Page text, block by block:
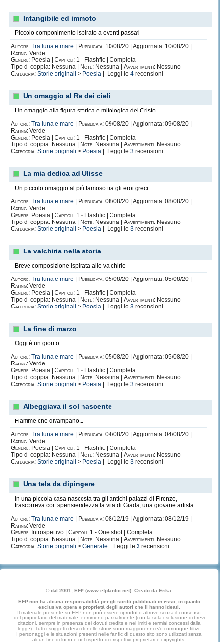
Intangibile ed immoto
Piccolo componimento ispirato a eventi passati
Autore: Tra luna e mare Pubblicata: 10/08/20 | Aggiornata: 10/08/20 |
Rating: Verde
Genere: Poesia | Capitoli: 1 - Flashfic | Completa
Tipo di coppia: Nessuna |
Note: Nessuna | Avvertimenti: Nessuno
Categoria: Storie originali > Poesia | Leggi le 4 recensioni
Un omaggio al Re dei cieli
Un omaggio alla figura storica e mitologica del Cristo.
Autore: Tra luna e mare Pubblicata: 09/08/20 | Aggiornata: 09/08/20 |
Rating: Verde
Genere: Poesia | Capitoli: 1 - Flashfic | Completa
Tipo di coppia: Nessuna |
Note: Nessuna | Avvertimenti: Nessuno
Categoria: Storie originali > Poesia | Leggi le 3 recensioni
La mia dedica ad Ulisse
Un piccolo omaggio al più famoso tra gli eroi greci
Autore: Tra luna e mare Pubblicata: 08/08/20 | Aggiornata: 08/08/20 |
Rating: Verde
Genere: Poesia | Capitoli: 1 - Flashfic | Completa
Tipo di coppia: Nessuna |
Note: Nessuna | Avvertimenti: Nessuno
Categoria: Storie originali > Poesia | Leggi le 3 recensioni
La valchiria nella storia
Breve composizione ispirata alle valchirie
Autore: Tra luna e mare Pubblicata: 05/08/20 | Aggiornata: 05/08/20 |
Rating: Verde
Genere: Poesia | Capitoli: 1 - Flashfic | Completa
Tipo di coppia: Nessuna |
Note: Nessuna | Avvertimenti: Nessuno
Categoria: Storie originali > Poesia | Leggi le 3 recensioni
La fine di marzo
Oggi è un giorno...
Autore: Tra luna e mare Pubblicata: 05/08/20 | Aggiornata: 05/08/20 |
Rating: Verde
Genere: Poesia | Capitoli: 1 - Flashfic | Completa
Tipo di coppia: Nessuna |
Note: Nessuna | Avvertimenti: Nessuno
Categoria: Storie originali > Poesia | Leggi le 3 recensioni
Albeggiava il sol nascente
Fiamme che divampano...
Autore: Tra luna e mare Pubblicata: 04/08/20 | Aggiornata: 04/08/20 |
Rating: Verde
Genere: Poesia | Capitoli: 1 - Flashfic | Completa
Tipo di coppia: Nessuna |
Note: Nessuna | Avvertimenti: Nessuno
Categoria: Storie originali > Poesia | Leggi le 3 recensioni
Una tela da dipingere
In una piccola casa nascosta tra gli antichi palazzi di Firenze,
trascorreva con spensieratezza la vita di Giada, una giovane artista.
Autore: Tra luna e mare Pubblicata: 08/12/19 | Aggiornata: 08/12/19 |
Rating: Verde
Genere: Introspettivo | Capitoli: 1 - One shot | Completa
Tipo di coppia: Nessuna |
Note: Nessuna | Avvertimenti: Nessuno
Categoria: Storie originali > Generale | Leggi le 3 recensioni
© dal 2001, EFP (www.efpfanfic.net). Creato da Erika.
EFP non ha alcuna responsabilità per gli scritti pubblicati in esso, in quanto
esclusiva opera e proprietà degli autori che li hanno ideati.
Il materiale presente su EFP non può essere riprodotto altrove senza il consenso
del proprietario del materiale, nemmeno parzialmente (con la sola esclusione di brevi
citazioni, sempre in presenza dei dovuti credits e nei limiti e termini concessi dalla
legge). Tutti i soggetti descritti nelle storie sono maggiorenni e/o comunque fittizi.
I personaggi e le situazioni presenti nelle fanfic di questo sito sono utilizzati senza
alcun fine di lucro e nel rispetto dei rispettivi proprietari e copyrights.